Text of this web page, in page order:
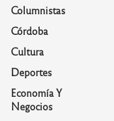
Columnistas
Córdoba
Cultura
Deportes
Economía Y
Negocios